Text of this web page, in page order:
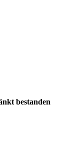
bestanden